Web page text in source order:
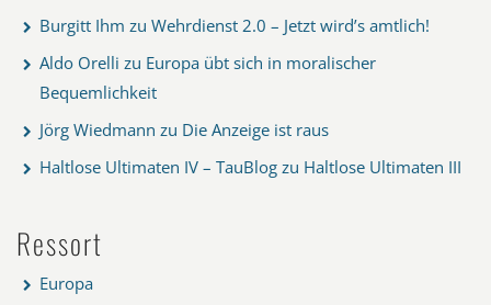
Burgitt Ihm zu Wehrdienst 2.0 – Jetzt wird’s amtlich!
Aldo Orelli zu Europa übt sich in moralischer
Bequemlichkeit
Jörg Wiedmann zu Die Anzeige ist raus
Haltlose Ultimaten IV – TauBlog zu Haltlose Ultimaten III
Ressort
Europa